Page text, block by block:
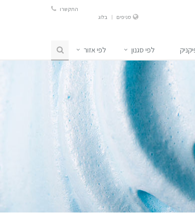
התקשרו
סניפים
בלוג
לפי סגנון לפי אזור